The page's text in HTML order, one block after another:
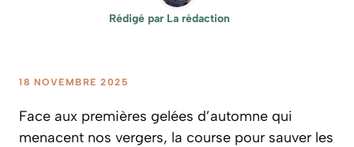
Rédigé par La rédaction
18 NOVEMBRE 2025
Face aux premières gelées d’automne qui
menacent nos vergers, la course pour sauver les